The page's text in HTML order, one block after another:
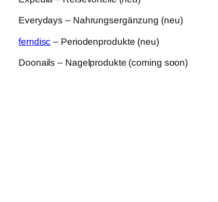
Everydays – Nahrungsergänzung (neu)
femdisc – Periodenprodukte (neu)
Doonails – Nagelprodukte (coming soon)